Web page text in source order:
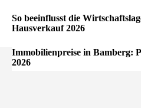
So beeinflusst die
Hausverkauf 2026
Immobilienpreise in Bamberg:
2026